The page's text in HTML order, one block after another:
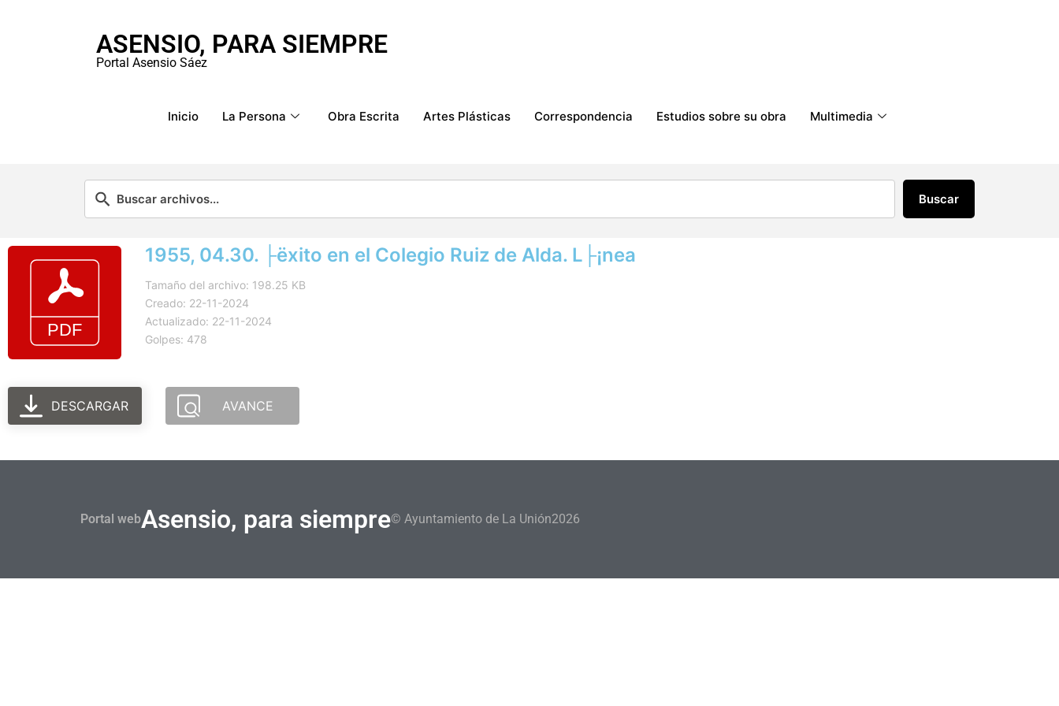
ASENSIO, PARA SIEMPRE
Portal Asensio Sáez
Inicio La Persona Obra Escrita Artes Plásticas Correspondencia Estudios sobre su obra Multimedia
Buscar
1955, 04.30. ├ëxito en el Colegio Ruiz de Alda. L├¡nea
Tamaño del archivo: 198.25 KB
Creado: 22-11-2024
Actualizado: 22-11-2024
Golpes: 478
DESCARGAR AVANCE
Portal webAsensio, para siempre© Ayuntamiento de La Unión2026